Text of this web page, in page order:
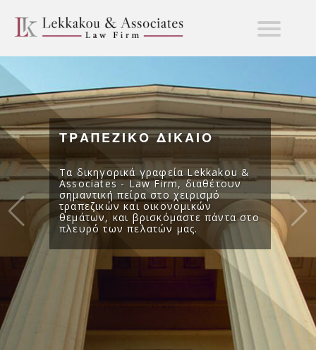
ΤΡΑΠΕΖΙΚΟ ΔΙΚΑΙΟ
Τα δικηγορικά γραφεία Lekkakou &
Associates - Law Firm, διαθέτουν
σημαντική πείρα στο χειρισμό
τραπεζικών και οικονομικών
θεμάτων, και βρισκόμαστε πάντα στο
πλευρό των πελατών μας.